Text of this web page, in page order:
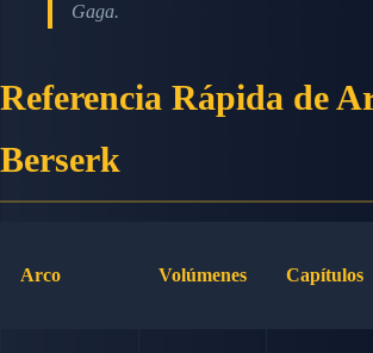
Gaga.
Referencia Rápida de
Berserk
Arco Volúmenes Capítulos